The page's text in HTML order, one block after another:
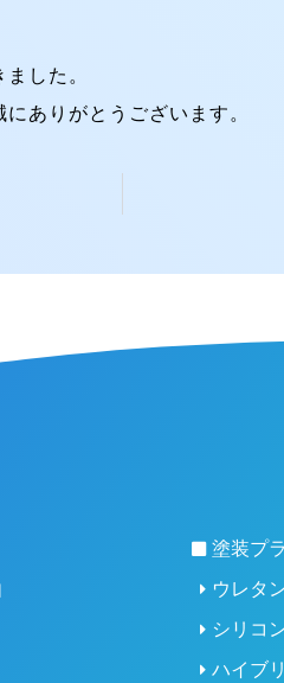
した。
ありがとうございます。
塗装プ
ウレタ
シリコ
ハイブ